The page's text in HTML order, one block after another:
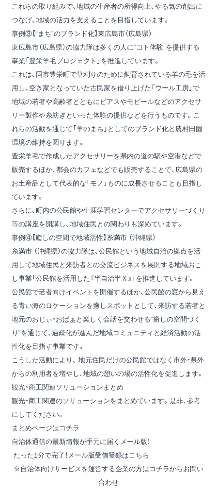
これらの取り組みで、地域の生産者の所得向上、やる気の創出に
つなげ、地域の活力を支えることを目指しています。
事例③【“まち”のブランド化】東広島市（広島県）
東広島市（広島県）の協力隊は多くの人に“コト体験”を提供する
事業「豊栄羊毛プロジェクト」を推進しています。
これは、同市豊栄町で草刈りのために飼育されている羊の毛を活
用し、空き家となっていた古民家を借り上げた「ウール工房」で
地域の若者や高齢者とともにピアスやモビールなどのアクセサ
リー製作や糸紡ぎといった体験の提供などを行うものです。こ
れらの活動を通じて「羊のまち」としてのブランド化と農村田園
環境の維持を図ります。
豊栄羊毛で作成したアクセサリーを県内の道の駅や空港などで
販売するほか、都会のカフェなどでも販売することで、広島県の
お土産品として代表的な「モノ」ものに成長させることも目指し
ています。
さらに、町内の公民館や生涯学習センターでアクセサリーづくり
等の講座を開講し、地域住民との関わりも深めています。
事例④【癒しの空間で地域活性】糸満市 （沖縄県）
糸満市 （沖縄県）の協力隊は、公民館という地域自治の拠点を活
用して地域住民と来訪者との交流ビジネスを展開する地域おこ
し事業「公民館を活用した『半自治半Ｘ』」を推進しています。
公民館で若者向けイベントを開催するほか、公民館の窓から見え
る青い海のロケーションを癒しスポットとして、来訪する若者と
地元のおじぃ・おばぁと楽しく会話を交わせる“癒しの空間づく
り”を通じて、過疎化が進んだ地域コミュニティと経済活動の活
性化を目指す事業です。
こうした活動により、 地元住民だけの公民館ではなく市外・県外
からの利用者を増やし、地域の憩いの場の活性化を促進します。
観光・商工関連ソリューションまとめ
観光・商工関連のソリューションをまとめています。是非、参考
にしてください。
まとめページはコチラ
自治体通信の最新情報が手元に届くメール版！
たった1分で完了！メール版受信登録はこちら
※自治体向けサービスを運営する企業の方はコチラからお問い
合わせ